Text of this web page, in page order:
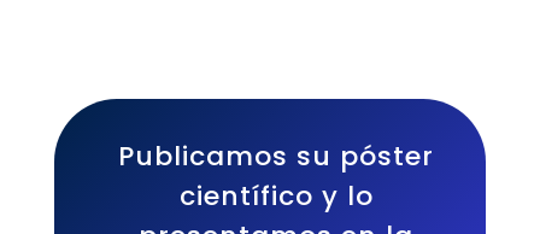
Publicamos su póster
científico y lo